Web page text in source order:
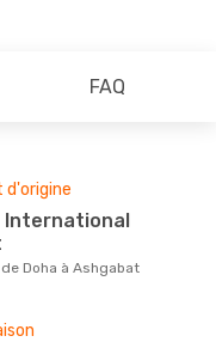
FAQ
d'origine
de Doha à Ashgabat